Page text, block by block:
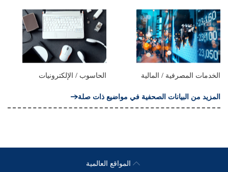
الخدمات المصرفية / المالية الحاسوب / الإلكترونيات
المزيد من البيانات الصحفية في مواضيع ذات صلة